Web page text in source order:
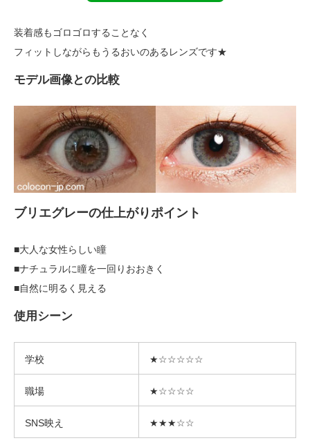
装着感もゴロゴロすることなく
フィットしながらもうるおいのあるレンズです★
モデル画像との比較
ブリエグレーの仕上がりポイント
■大人な女性らしい瞳
■ナチュラルに瞳を一回りおおきく
■自然に明るく見える
使用シーン
学校 ★☆☆☆☆☆
職場 ★☆☆☆☆
SNS映え ★★★☆☆